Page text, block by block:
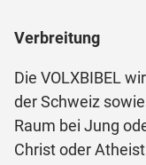
Verbreitung
Die VOLXBIBEL
der Schweiz
Raum bei Jung
Christ oder